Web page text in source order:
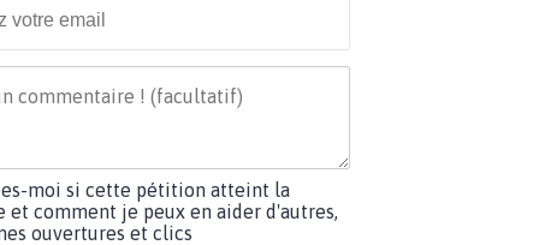
moi si cette pétition atteint la
et comment je peux en aider d'autres,
ouvertures et clics